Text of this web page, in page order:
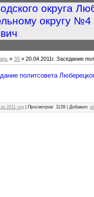
округа
округу №4
» 30 » 20.04.2011г. Заседание
политсовета
2011 год Просмотров: 1139 | Добавил: